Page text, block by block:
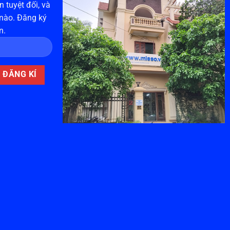
tuyệt đối, và
Đăng ký